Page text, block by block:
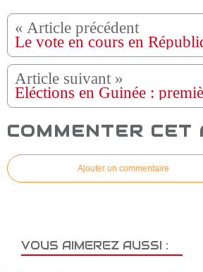
COMMENTER CET
Ajouter un commentaire
VOUS AIMEREZ AUSSI :